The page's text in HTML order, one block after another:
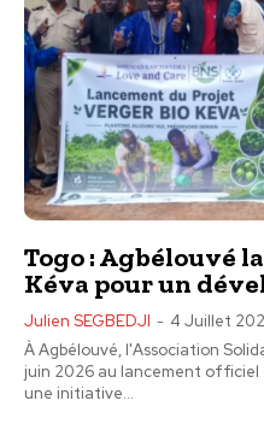
Togo : Agbélouvé
Kéva pour un
Julien SEGBEDJI - 4 Juillet
À Agbélouvé, l'Association
juin 2026 au lancement officiel
une initiative...